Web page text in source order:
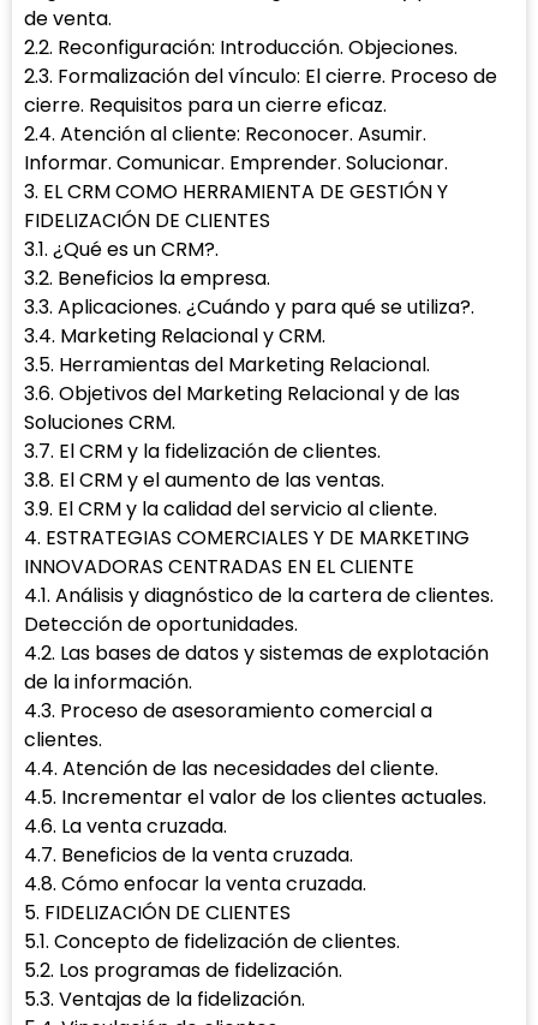
de venta.
2.2. Reconfiguración: Introducción. Objeciones.
2.3. Formalización del vínculo: El cierre. Proceso de
cierre. Requisitos para un cierre eficaz.
2.4. Atención al cliente: Reconocer. Asumir.
Informar. Comunicar. Emprender. Solucionar.
3. EL CRM COMO HERRAMIENTA DE GESTIÓN Y
FIDELIZACIÓN DE CLIENTES
3.1. ¿Qué es un CRM?.
3.2. Beneficios la empresa.
3.3. Aplicaciones. ¿Cuándo y para qué se utiliza?.
3.4. Marketing Relacional y CRM.
3.5. Herramientas del Marketing Relacional.
3.6. Objetivos del Marketing Relacional y de las
Soluciones CRM.
3.7. El CRM y la fidelización de clientes.
3.8. El CRM y el aumento de las ventas.
3.9. El CRM y la calidad del servicio al cliente.
4. ESTRATEGIAS COMERCIALES Y DE MARKETING
INNOVADORAS CENTRADAS EN EL CLIENTE
4.1. Análisis y diagnóstico de la cartera de clientes.
Detección de oportunidades.
4.2. Las bases de datos y sistemas de explotación
de la información.
4.3. Proceso de asesoramiento comercial a
clientes.
4.4. Atención de las necesidades del cliente.
4.5. Incrementar el valor de los clientes actuales.
4.6. La venta cruzada.
4.7. Beneficios de la venta cruzada.
4.8. Cómo enfocar la venta cruzada.
5. FIDELIZACIÓN DE CLIENTES
5.1. Concepto de fidelización de clientes.
5.2. Los programas de fidelización.
5.3. Ventajas de la fidelización.